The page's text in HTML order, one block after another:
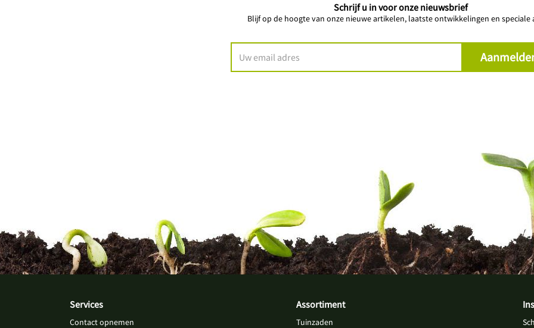
Schrijf u in voor onze nieuwsbrief
Blijf op de hoogte van onze nieuwe artikelen, laatste ontwikkelingen en speciale
Services
Contact opnemen
Assortiment
Tuinzaden